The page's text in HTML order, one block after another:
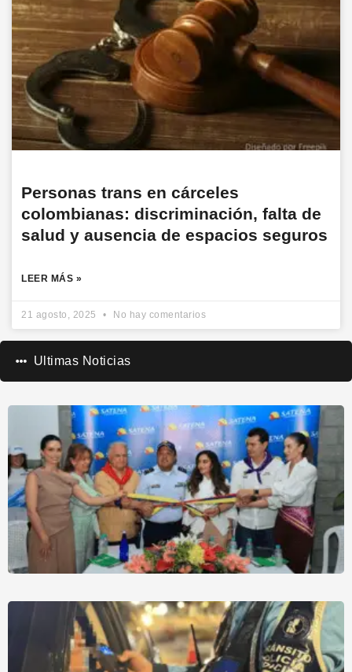
Personas trans en cárceles
colombianas: discriminación, falta de
salud y ausencia de espacios seguros
LEER MÁS »
21 agosto, 2025 No hay comentarios
Ultimas Noticias